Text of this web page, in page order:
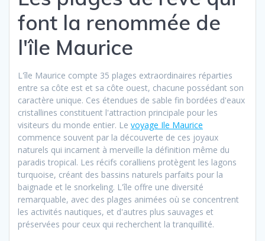
font la renommée de
l'île Maurice
L'île Maurice compte 35 plages extraordinaires réparties
entre sa côte est et sa côte ouest, chacune possédant son
caractère unique. Ces étendues de sable fin bordées d'eaux
cristallines constituent l'attraction principale pour les
visiteurs du monde entier. Le voyage Ile Maurice
commence souvent par la découverte de ces joyaux
naturels qui incarnent à merveille la définition même du
paradis tropical. Les récifs coralliens protègent les lagons
turquoise, créant des bassins naturels parfaits pour la
baignade et le snorkeling. L'île offre une diversité
remarquable, avec des plages animées où se concentrent
les activités nautiques, et d'autres plus sauvages et
préservées pour ceux qui recherchent la tranquillité.